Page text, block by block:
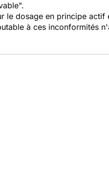
le dosage en principe actif
à ces inconformités